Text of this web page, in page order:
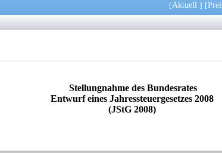
[Aktuell ] [
Stellungnahme des Bundesrates
Entwurf eines Jahressteuergesetzes 2008
(JStG 2008)